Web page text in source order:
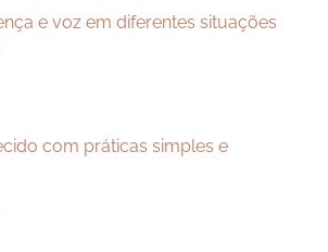
e voz em diferentes situações
com práticas simples e